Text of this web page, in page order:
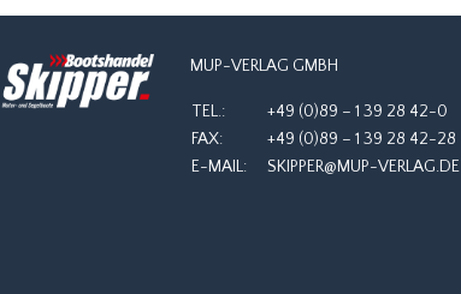
MUP-VERLAG GMBH
TEL.:
+49 (0)89 – 1 39 28 42-0
FAX:
+49 (0)89 – 1 39 28 42-28
E-MAIL:
SKIPPER@MUP-VERLAG.DE